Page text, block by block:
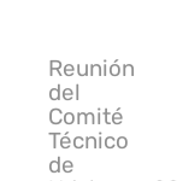
Reunión
del
Comité
Técnico
de